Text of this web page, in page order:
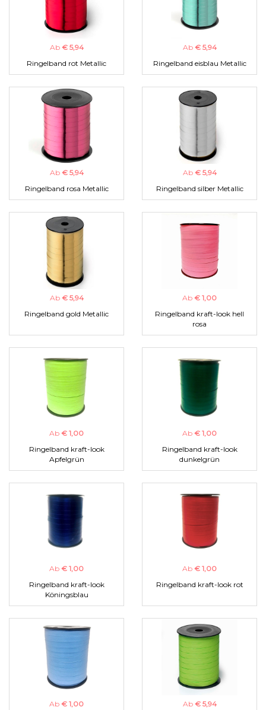
Ab € 5,94
Ringelband rot Metallic
Ab € 5,94
Ringelband eisblau Metallic
Ab € 5,94
Ringelband rosa Metallic
Ab € 5,94
Ringelband silber Metallic
Ab € 5,94
Ringelband gold Metallic
Ab € 1,00
Ringelband kraft-look hell
rosa
Ab € 1,00
Ringelband kraft-look
Apfelgrün
Ab € 1,00
Ringelband kraft-look
dunkelgrün
Ab € 1,00
Ringelband kraft-look
Köningsblau
Ab € 1,00
Ringelband kraft-look rot
Ab € 1,00 Ab € 5,94